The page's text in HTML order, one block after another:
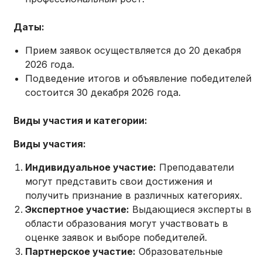
Даты:
Прием заявок осуществляется до 20 декабря
2026 года.
Подведение итогов и объявление победителей
состоится 30 декабря 2026 года.
Виды участия и категории:
Виды участия:
Индивидуальное участие: Преподаватели
могут представить свои достижения и
получить признание в различных категориях.
Экспертное участие: Выдающиеся эксперты в
области образования могут участвовать в
оценке заявок и выборе победителей.
Партнерское участие: Образовательные